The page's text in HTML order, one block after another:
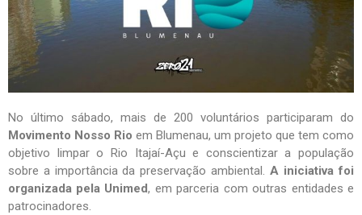
No último sábado, mais de 200 voluntários participaram do
Movimento Nosso Rio em Blumenau, um projeto que tem como
objetivo limpar o Rio Itajaí-Açu e conscientizar a população
sobre a importância da preservação ambiental. A iniciativa foi
organizada pela Unimed, em parceria com outras entidades e
patrocinadores.